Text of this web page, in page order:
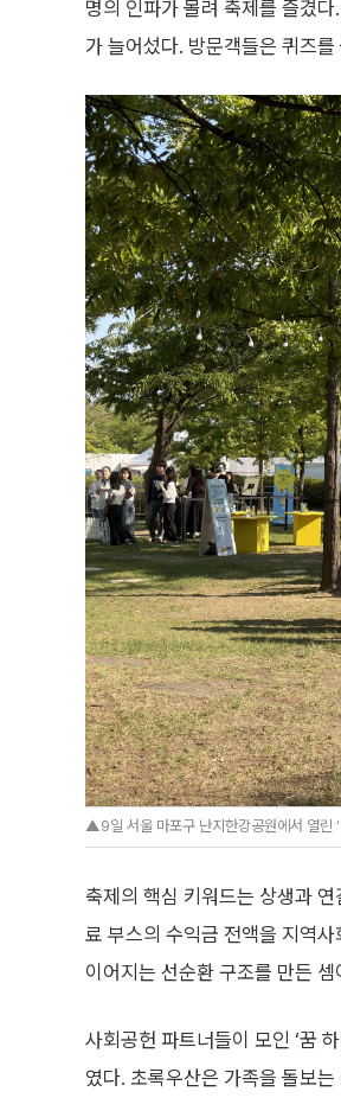
명의 인파가 몰려 축제를 즐겼
가 늘어섰다. 방문객들은 퀴즈
▲9일 서울 마포구 난지한강공원에서 열린
축제의 핵심 키워드는 상생과
료 부스의 수익금 전액을 지역
이어지는 선순환 구조를 만든 셈
사회공헌 파트너들이 모인 ‘꿈
였다. 초록우산은 가족을 돌보